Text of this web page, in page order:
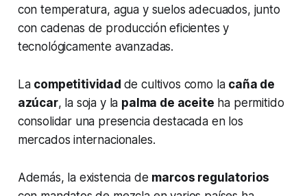
con temperatura, agua y suelos adecuados, junto
con cadenas de producción eficientes y
tecnológicamente avanzadas.
La competitividad de cultivos como la caña de
azúcar, la soja y la palma de aceite ha permitido
consolidar una presencia destacada en los
mercados internacionales.
Además, la existencia de marcos regulatorios